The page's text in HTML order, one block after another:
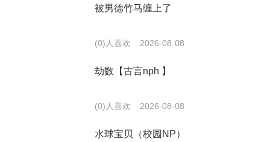
被男德竹马缠上了
(0)人喜欢 2026-08-08
劫数【古言nph 】
(0)人喜欢 2026-08-08
水球宝贝（校园NP）